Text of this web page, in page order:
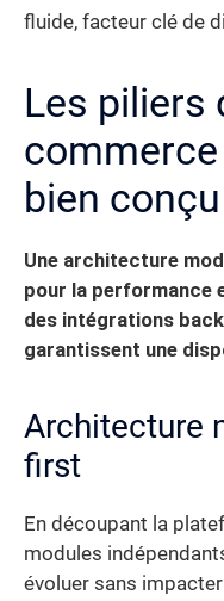
fluide, facteur clé de
Les piliers
bien conçu
Une architecture
pour la performance
des intégrations
garantissent une
Architecture
first
En découpant la
modules
évoluer sans